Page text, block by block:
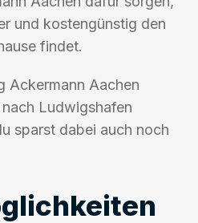
und kostengünstig den
findet.
Ackermann Aachen
Ludwigshafen
sparst dabei auch noch